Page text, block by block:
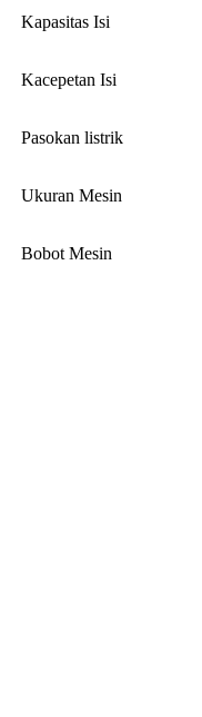
Kapasitas Isi
Kacepetan Isi
Pasokan listrik
Ukuran Mesin
Bobot Mesin